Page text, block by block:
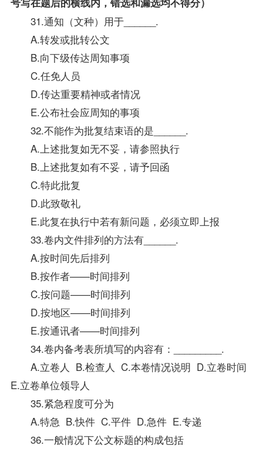
31.通知（文种）用于______.
A.转发或批转公文
B.向下级传达周知事项
C.任免人员
D.传达重要精神或者情况
E.公布社会应周知的事项
32.不能作为批复结束语的是______.
A.上述批复如无不妥，请参照执行
B.上述批复如有不妥，请予回函
C.特此批复
D.此致敬礼
E.此复在执行中若有新问题，必须立即上报
33.卷内文件排列的方法有______.
A.按时间先后排列
B.按作者——时间排列
C.按问题——时间排列
D.按地区——时间排列
E.按通讯者——时间排列
34.卷内备考表所填写的内容有：_________.
A.立卷人 B.检查人 C.本卷情况说明 D.立卷时间
E.立卷单位领导人
35.紧急程度可分为
A.特急 B.快件 C.平件 D.急件 E.专递
36.一般情况下公文标题的构成包括